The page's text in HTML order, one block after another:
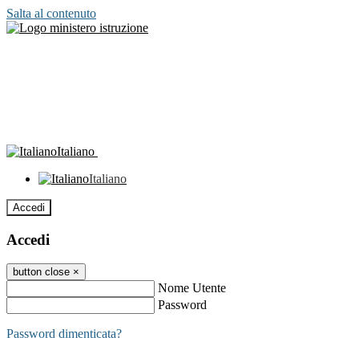
Salta al contenuto
Italiano
Italiano
Accedi
Accedi
button close ×
Nome Utente
Password
Password dimenticata?